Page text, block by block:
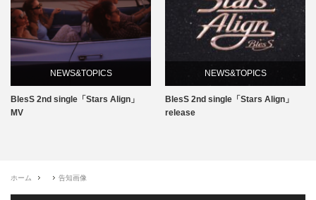
NEWS&TOPICS
BlesS 2nd single「Stars Align」
MV
NEWS&TOPICS
BlesS 2nd single「Stars Align」
release
ホーム 告知画像